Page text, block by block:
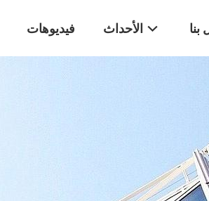
فيديوهات الأحداث بنا